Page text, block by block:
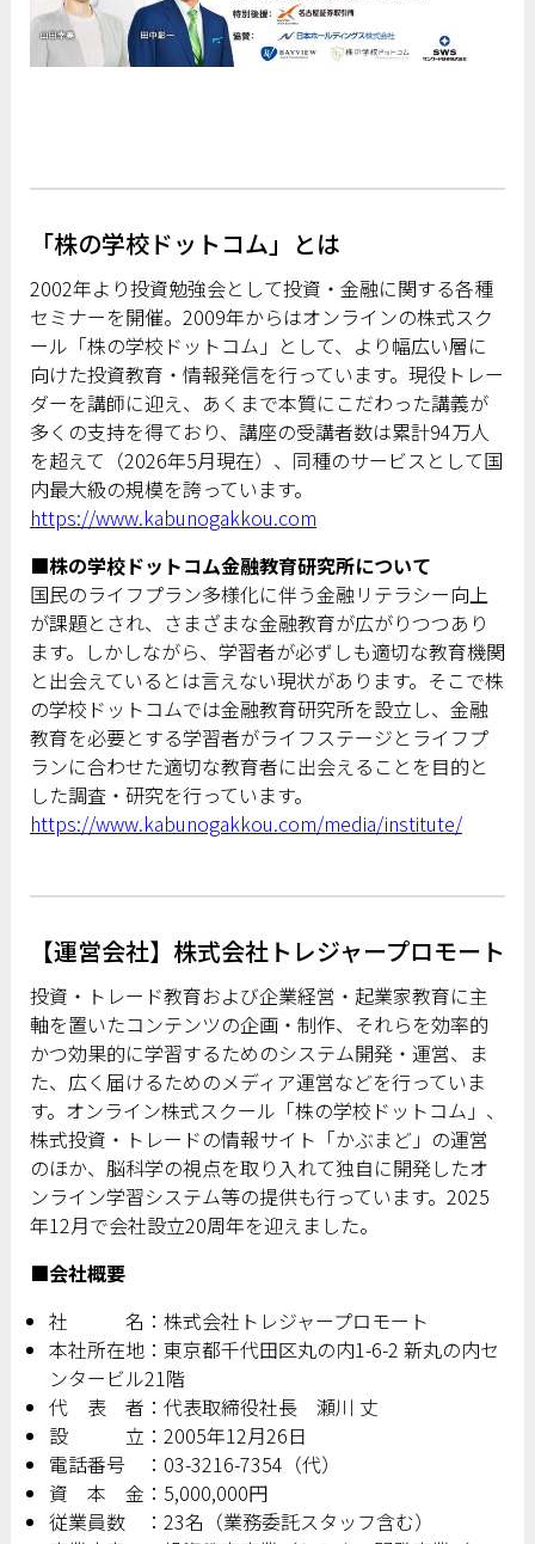
「株の学校ドットコム」とは
2002年より投資勉強会として投資・金融に関する各種
セミナーを開催。2009年からはオンラインの株式スク
ール「株の学校ドットコム」として、より幅広い層に
向けた投資教育・情報発信を行っています。現役トレー
ダーを講師に迎え、あくまで本質にこだわった講義が
多くの支持を得ており、講座の受講者数は累計94万人
を超えて（2026年5月現在）、同種のサービスとして国
内最大級の規模を誇っています。
https://www.kabunogakkou.com
■株の学校ドットコム金融教育研究所について
国民のライフプラン多様化に伴う金融リテラシー向上
が課題とされ、さまざまな金融教育が広がりつつあり
ます。しかしながら、学習者が必ずしも適切な教育機関
と出会えているとは言えない現状があります。そこで株
の学校ドットコムでは金融教育研究所を設立し、金融
教育を必要とする学習者がライフステージとライフプ
ランに合わせた適切な教育者に出会えることを目的と
した調査・研究を行っています。
https://www.kabunogakkou.com/media/institute/
【運営会社】株式会社トレジャープロモート
投資・トレード教育および企業経営・起業家教育に主
軸を置いたコンテンツの企画・制作、それらを効率的
かつ効果的に学習するためのシステム開発・運営、ま
た、広く届けるためのメディア運営などを行っていま
す。オンライン株式スクール「株の学校ドットコム」、
株式投資・トレードの情報サイト「かぶまど」の運営
のほか、脳科学の視点を取り入れて独自に開発したオ
ンライン学習システム等の提供も行っています。2025
年12月で会社設立20周年を迎えました。
■会社概要
社 名：株式会社トレジャープロモート
本社所在地：東京都千代田区丸の内1-6-2 新丸の内セ
ンタービル21階
代 表 者：代表取締役社長 瀬川 丈
設 立：2005年12月26日
電話番号 ：03-3216-7354（代）
資 本 金：5,000,000円
従業員数 ：23名（業務委託スタッフ含む）